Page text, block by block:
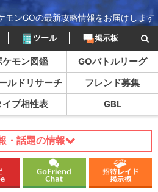
モンGOの最新攻略情報をお届けします
ツール 掲示板
ケモン図鑑
GOバトルリーグ
ルドリサーチ
フレンド募集
イプ相性表 GBL
・話題の情報